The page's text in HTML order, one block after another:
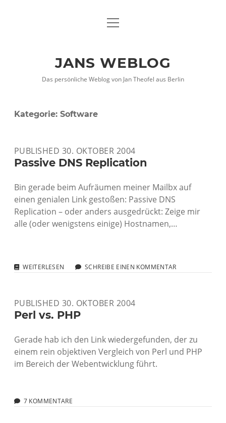
DATENSCHUTZHINWEISE
twitterfacebook
xing
Menü
JANS WEBLOG
Das persönliche Weblog von Jan Theofel aus Berlin
Kategorie: Software
PUBLISHED 30. OKTOBER 2004
Passive DNS Replication
Bin gerade beim Aufräumen meiner Mailbx auf
einen genialen Link gestoßen: Passive DNS
Replication – oder anders ausgedrückt: Zeige mir
alle (oder wenigstens einige) Hostnamen,…
WEITERLESEN PASSIVESCHREIBE EINEN KOMMENTAR
PUBLISHED 30. OKTOBER 2004
Perl vs. PHP
Gerade hab ich den Link wiedergefunden, der zu
einem rein objektiven Vergleich von Perl und PHP
im Bereich der Webentwicklung führt.
7 KOMMENTARE